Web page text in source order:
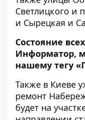
Светлицкого и
и Сырецкая и
Состояние
Информатор,
нашему тегу
Также в Киеве
ремонт
будет на